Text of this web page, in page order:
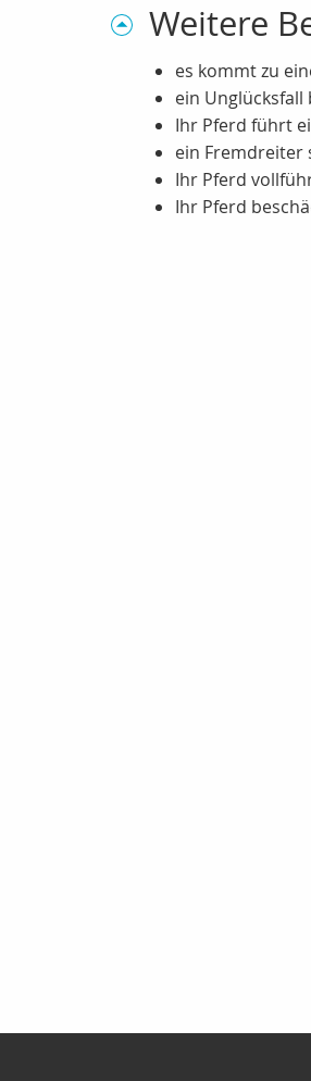
Weitere
es kommt zu
ein
Ihr Pferd führt
ein Fremdreiter
Ihr Pferd
Ihr Pferd